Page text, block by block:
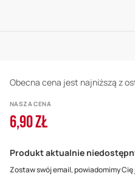
Obecna cena jest najniższą z
NASZA CENA
6,90 ZŁ
Produkt aktualnie
Zostaw swój email, powiadomimy